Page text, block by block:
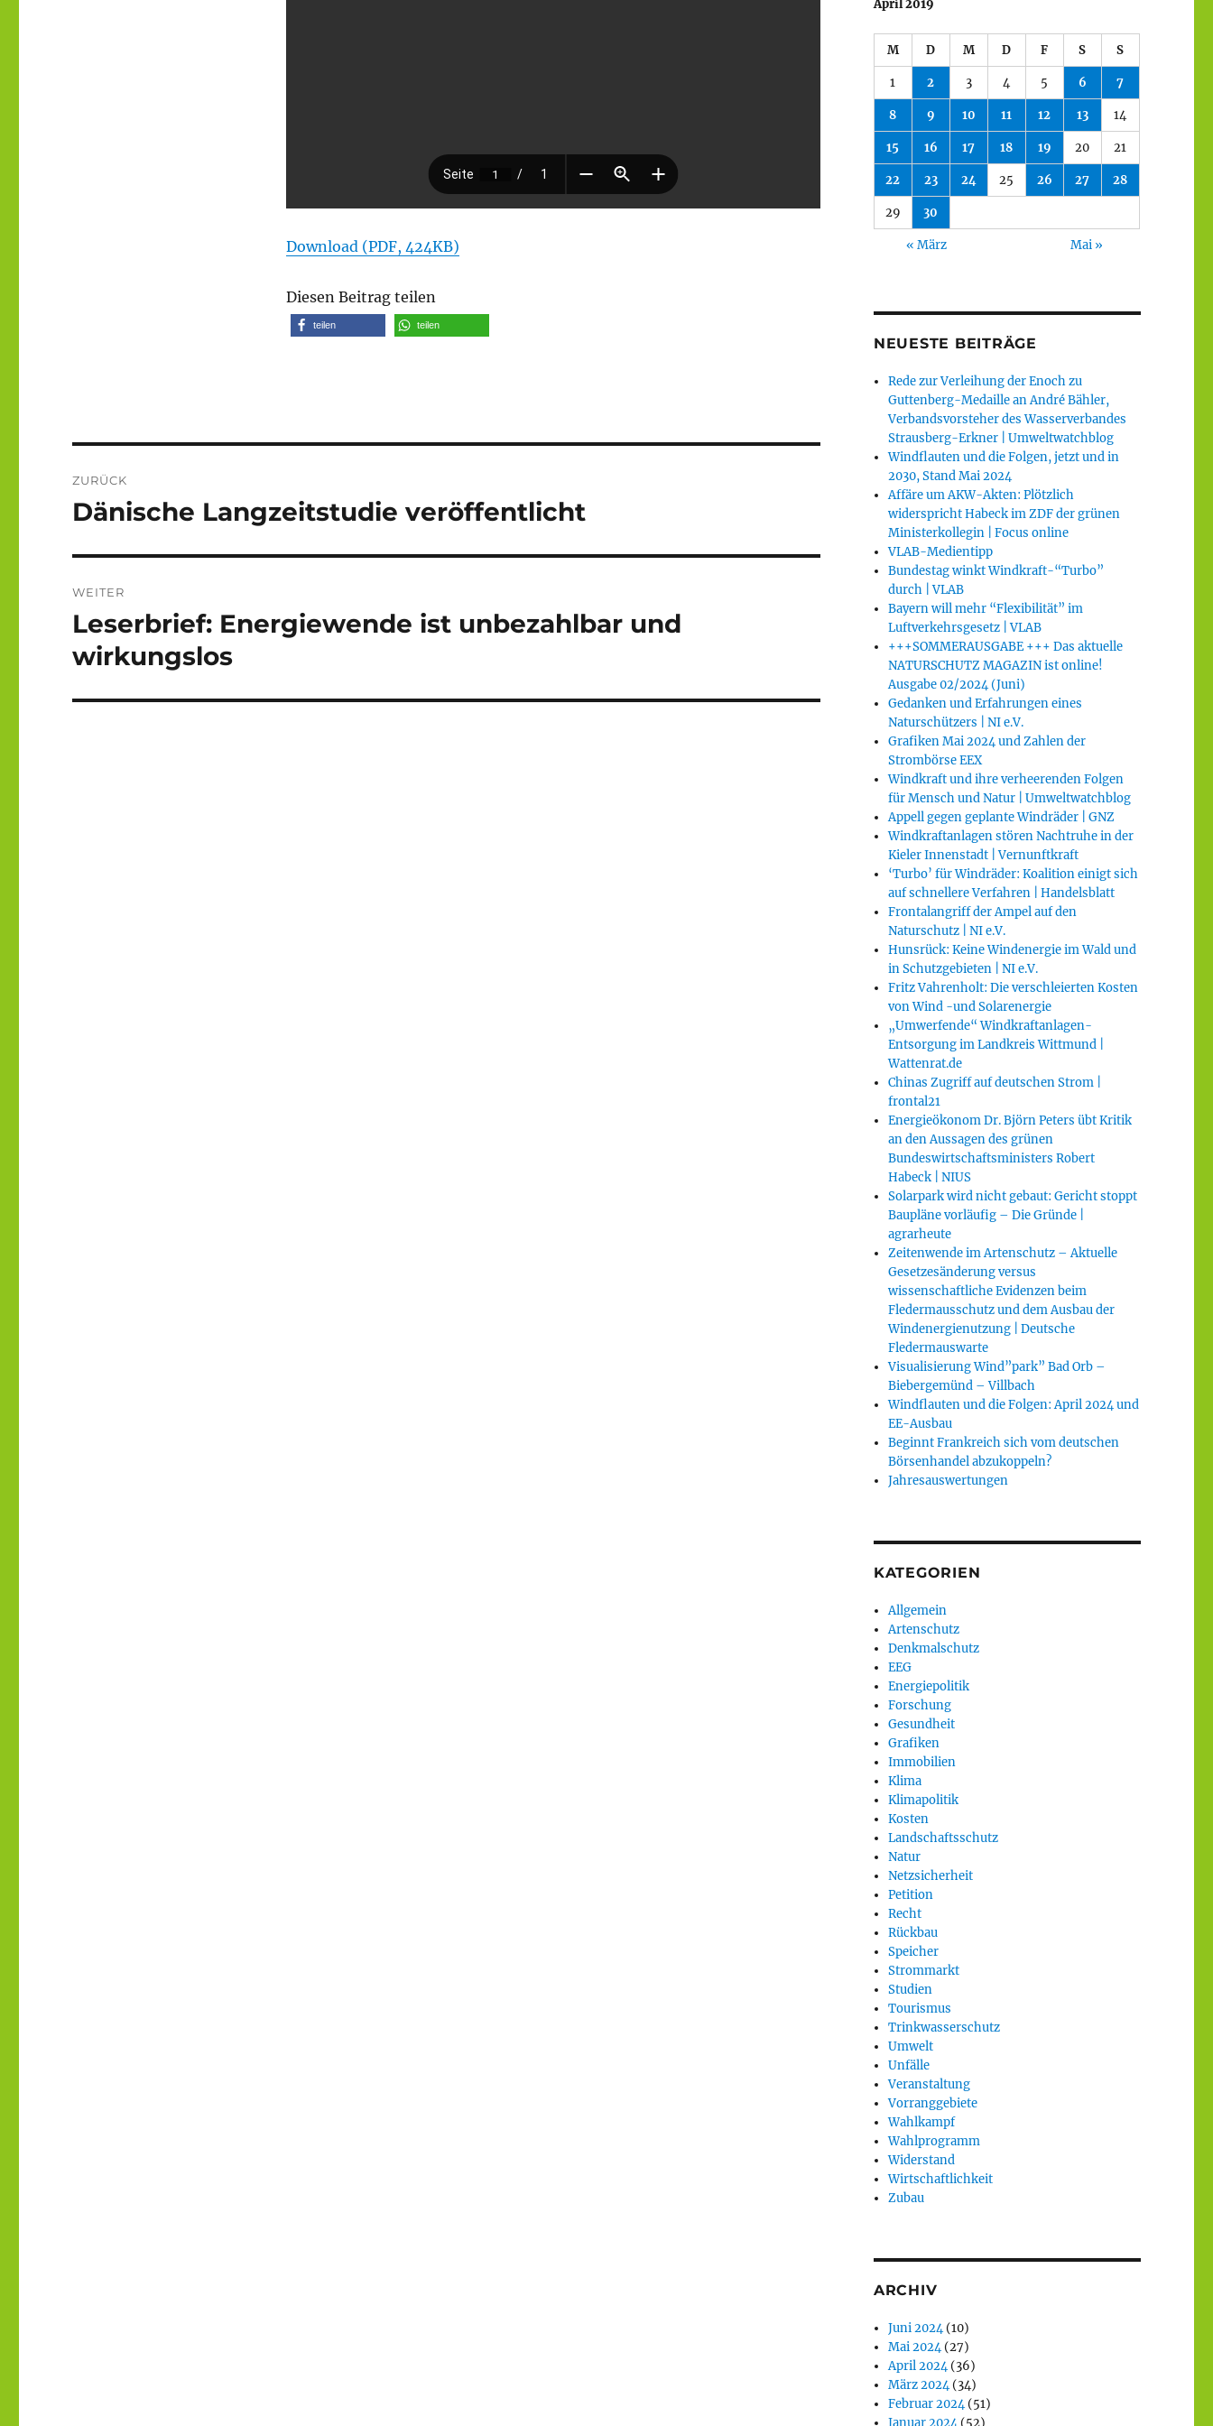
Download (PDF, 424KB)
Diesen Beitrag teilen
teilen teilen
ZURÜCK
Vorheriger
Dänische Langzeitstudie veröffentlicht
WEITER
Nächster
Beitrag:
Leserbrief: Energiewende ist unbezahlbar und
wirkungslos
April 2019
M D M D F S S
1 2 3 4 5 6 7
8 9 10 11 12 13 14
15 16 17 18 19 20 21
22 23 24 25 26 27 28
29 30
« März Mai »
NEUESTE BEITRÄGE
Rede zur Verleihung der Enoch zu
Guttenberg-Medaille an André Bähler,
Verbandsvorsteher des Wasserverbandes
Strausberg-Erkner | Umweltwatchblog
Windflauten und die Folgen, jetzt und in
2030, Stand Mai 2024
Affäre um AKW-Akten: Plötzlich
widerspricht Habeck im ZDF der grünen
Ministerkollegin | Focus online
VLAB-Medientipp
Bundestag winkt Windkraft-“Turbo”
durch | VLAB
Bayern will mehr “Flexibilität” im
Luftverkehrsgesetz | VLAB
+++SOMMERAUSGABE +++ Das aktuelle
NATURSCHUTZ MAGAZIN ist online!
Ausgabe 02/2024 (Juni)
Gedanken und Erfahrungen eines
Naturschützers | NI e.V.
Grafiken Mai 2024 und Zahlen der
Strombörse EEX
Windkraft und ihre verheerenden Folgen
für Mensch und Natur | Umweltwatchblog
Appell gegen geplante Windräder | GNZ
Windkraftanlagen stören Nachtruhe in der
Kieler Innenstadt | Vernunftkraft
‘Turbo’ für Windräder: Koalition einigt sich
auf schnellere Verfahren | Handelsblatt
Frontalangriff der Ampel auf den
Naturschutz | NI e.V.
Hunsrück: Keine Windenergie im Wald und
in Schutzgebieten | NI e.V.
Fritz Vahrenholt: Die verschleierten Kosten
von Wind -und Solarenergie
„Umwerfende“ Windkraftanlagen-
Entsorgung im Landkreis Wittmund |
Wattenrat.de
Chinas Zugriff auf deutschen Strom |
frontal21
Energieökonom Dr. Björn Peters übt Kritik
an den Aussagen des grünen
Bundeswirtschaftsministers Robert
Habeck | NIUS
Solarpark wird nicht gebaut: Gericht stoppt
Baupläne vorläufig – Die Gründe |
agrarheute
Zeitenwende im Artenschutz – Aktuelle
Gesetzesänderung versus
wissenschaftliche Evidenzen beim
Fledermausschutz und dem Ausbau der
Windenergienutzung | Deutsche
Fledermauswarte
Visualisierung Wind”park” Bad Orb –
Biebergemünd – Villbach
Windflauten und die Folgen: April 2024 und
EE-Ausbau
Beginnt Frankreich sich vom deutschen
Börsenhandel abzukoppeln?
Jahresauswertungen
KATEGORIEN
Allgemein
Artenschutz
Denkmalschutz
EEG
Energiepolitik
Forschung
Gesundheit
Grafiken
Immobilien
Klima
Klimapolitik
Kosten
Landschaftsschutz
Natur
Netzsicherheit
Petition
Recht
Rückbau
Speicher
Strommarkt
Studien
Tourismus
Trinkwasserschutz
Umwelt
Unfälle
Veranstaltung
Vorranggebiete
Wahlkampf
Wahlprogramm
Widerstand
Wirtschaftlichkeit
Zubau
ARCHIV
Juni 2024(10)
Mai 2024(27)
April 2024(36)
März 2024(34)
Februar 2024(51)